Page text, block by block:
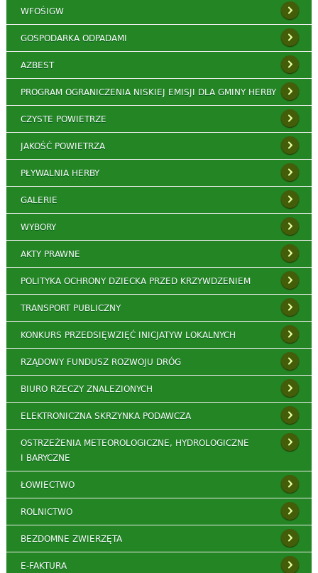
WFOŚIGW
GOSPODARKA ODPADAMI
AZBEST
PROGRAM OGRANICZENIA NISKIEJ EMISJI DLA GMINY HERBY
CZYSTE POWIETRZE
JAKOŚĆ POWIETRZA
PŁYWALNIA HERBY
GALERIE
WYBORY
AKTY PRAWNE
POLITYKA OCHRONY DZIECKA PRZED KRZYWDZENIEM
TRANSPORT PUBLICZNY
KONKURS PRZEDSIĘWZIĘĆ INICJATYW LOKALNYCH
RZĄDOWY FUNDUSZ ROZWOJU DRÓG
BIURO RZECZY ZNALEZIONYCH
ELEKTRONICZNA SKRZYNKA PODAWCZA
OSTRZEŻENIA METEOROLOGICZNE, HYDROLOGICZNE
I BARYCZNE
ŁOWIECTWO
ROLNICTWO
BEZDOMNE ZWIERZĘTA
E-FAKTURA